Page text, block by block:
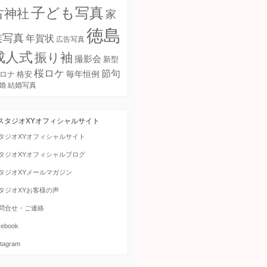
神社子ども写真 家
写真年賀状 広告写真 徳島
人式振り袖 撮影会 新型
ナ 格安 桜ロケ 毎年恒例 節句
結婚写真
タジオXYオフィシャルサイト
ジオXYオフィシャルサイト
ジオXYオフィシャルブログ
ジオXYメールマガジン
ジオXYお客様の声
合せ・ご連絡